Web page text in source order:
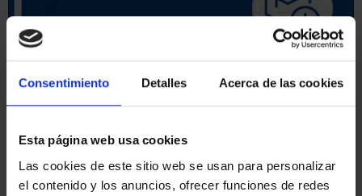
Consentimiento Detalles Acerca de las cookies
Esta página web usa cookies
Las cookies de este sitio web se usan para personalizar
el contenido y los anuncios, ofrecer funciones de redes